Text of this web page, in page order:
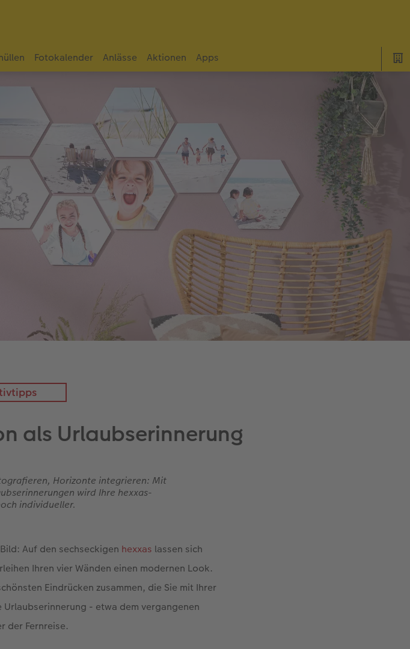
Fotokalender Anlässe Aktionen Apps
als Urlaubserinnerung
Horizonte integrieren: Mit
wird Ihre hexxas-
individueller.
Auf den sechseckigen hexxas lassen sich
Ihren vier Wänden einen modernen Look.
Eindrücken zusammen, die Sie mit Ihrer
- etwa dem vergangenen
der Fernreise.